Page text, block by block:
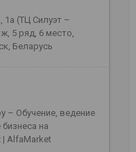
1а (ТЦ Силуэт –
5 ряд, 6 место,
Беларусь
– Обучение, ведение
на
| AlfaMarket